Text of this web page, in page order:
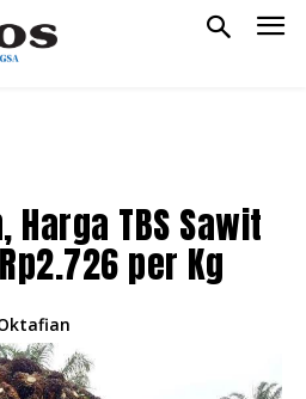
Harga TBS Sawit
per Kg